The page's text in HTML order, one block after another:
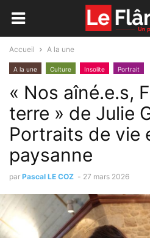
Accueil A la une
A la une Culture Insolite Portrait
« Nos aîné.e.s,
terre » de Julie
Portraits de vie
paysanne
par Pascal LE COZ - 27 mars 2026